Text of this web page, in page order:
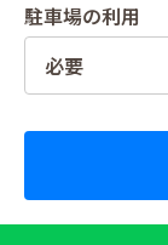
駐車場の利用